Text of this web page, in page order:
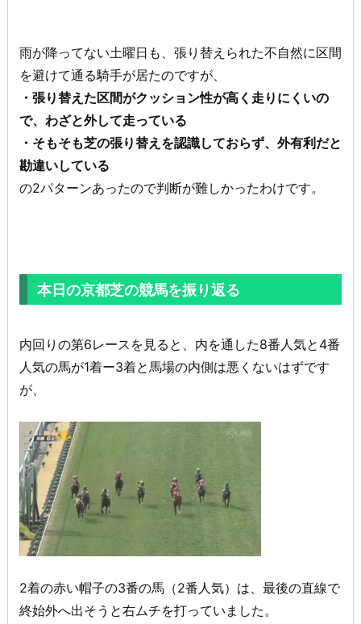
雨が降ってない土曜日も、張り替えられた不自然に区間
を避けて通る騎手が居たのですが、
・張り替えた区間がクッション性が高く走りにくいの
で、わざと外して走っている
・そもそも芝の張り替えを認識しておらず、外有利だと
勘違いしている
の2パターンあったので判断が難しかったわけです。
本日の京都芝の競馬を振り返る
内回りの第6レースを見ると、内を通した8番人気と4番
人気の馬が1着ー3着と馬場の内側は悪くないはずです
が、
2着の赤い帽子の3番の馬（2番人気）は、最後の直線で
終始外へ出そうと右ムチを打っていました。